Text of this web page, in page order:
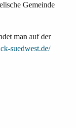
Gemeinde
man auf der
suedwest.de/